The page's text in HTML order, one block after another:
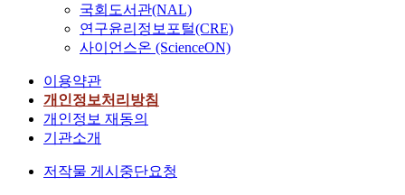
국회도서관(NAL)
연구윤리정보포털(CRE)
사이언스온 (ScienceON)
이용약관
개인정보처리방침
개인정보 재동의
기관소개
저작물 게시중단요청